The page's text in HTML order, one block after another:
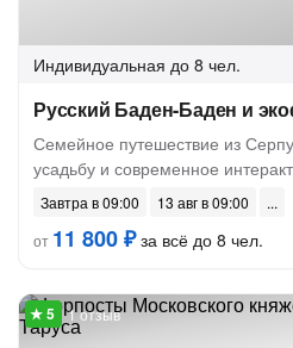
Индивидуальная до 8 чел.
Русский Баден-Баден и
Семейное путешествие из
усадьбу и современное
Завтра в 09:00
13 авг в 09:00
от 11 800 ₽за всё до 8 чел.
1 отзыв